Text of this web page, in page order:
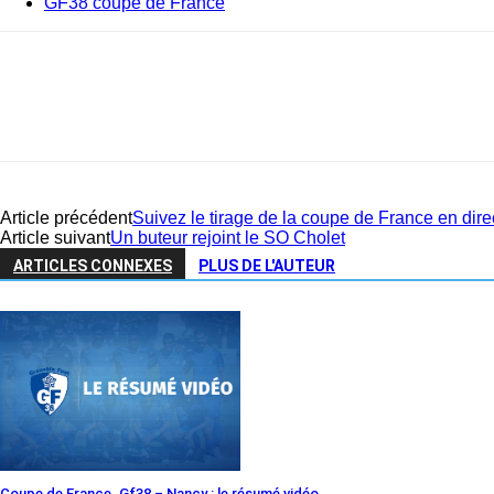
Article précédentSuivez le tirage de la coupe de France en
Article suivantUn buteur rejoint le SO Cholet
ARTICLES CONNEXES PLUS DE L'AUTEUR